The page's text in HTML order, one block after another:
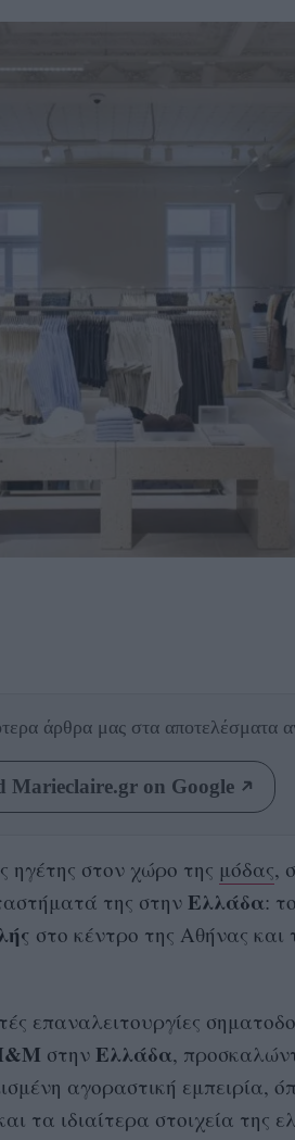
άρθρα μας στα αποτελέσματα
Marieclaire.gr on Google
ηγέτης στον χώρο της μόδας,
της στηνΕλλάδα:
στο κέντρο της Αθήνας και
επαναλειτουργίες
στην Ελλάδα,
αγοραστική εμπειρία,
τα ιδιαίτερα στοιχεία της